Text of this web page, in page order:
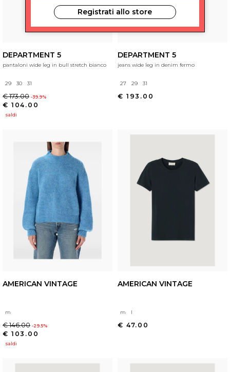
DEPARTMENT 5
pantaloni wide leg in bull stretch bianco
29 30 31
€ 173.00 -39.9%
€ 104.00
saldi
DEPARTMENT 5
jeans wide leg in denim fermo
27 29 31
€ 193.00
AMERICAN VINTAGE
m
€ 146.00 -29.5%
€ 103.00
saldi
AMERICAN VINTAGE
m l
€ 47.00
Registrati allo store